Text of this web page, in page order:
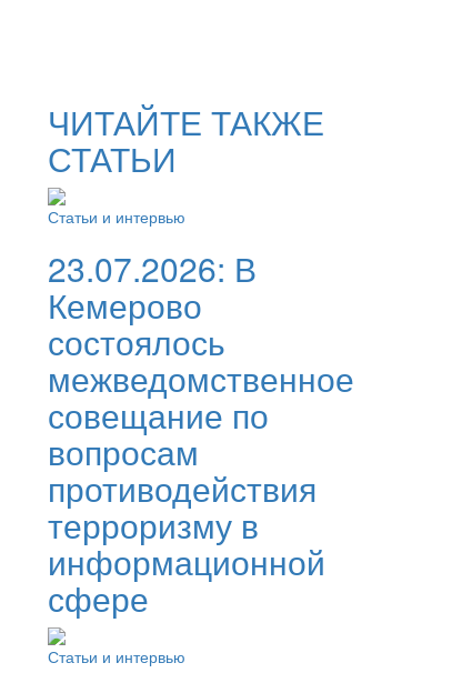
ЧИТАЙТЕ ТАКЖЕ
СТАТЬИ
Статьи и интервью
23.07.2026: В
Кемерово
состоялось
межведомственное
совещание по
вопросам
противодействия
терроризму в
информационной
сфере
Статьи и интервью